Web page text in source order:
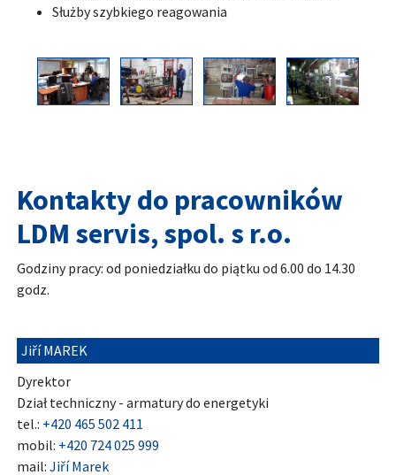
Służby szybkiego reagowania
Kontakty do pracowników
LDM servis, spol. s r.o.
Godziny pracy: od poniedziałku do piątku od 6.00 do 14.30
godz.
Jiří MAREK
Dyrektor
Dział techniczny - armatury do energetyki
tel.: +420 465 502 411
mobil: +420 724 025 999
mail: Jiří Marek